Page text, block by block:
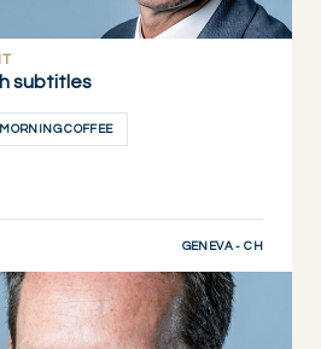
subtitles
MORNING COFFEE
GENEVA - CH